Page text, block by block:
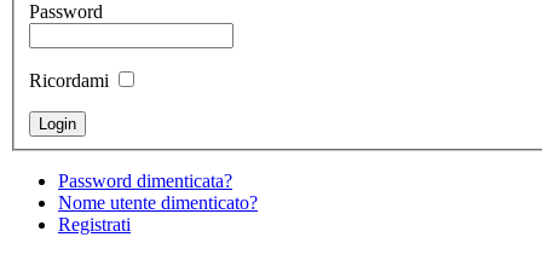
Password
Ricordami
Password dimenticata?
Nome utente dimenticato?
Registrati